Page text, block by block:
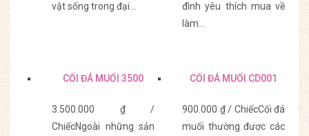
vật sống trong đại…
đình yêu thích mua về
làm…
CỐI ĐÁ MUỐI 3500
3.500.000 ₫ /
ChiếcNgoài những sản
CỐI ĐÁ MUỐI CD001
900.000 ₫ / ChiếcCối đá
muối thường được các